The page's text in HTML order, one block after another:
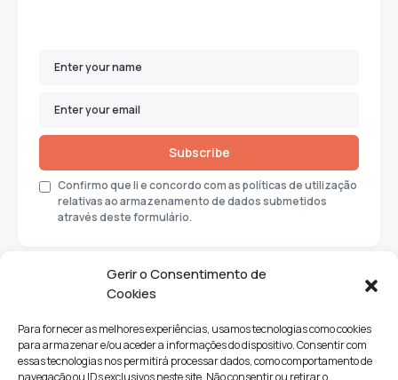
Gerir o Consentimento de
Cookies
Para fornecer as melhores experiências, usamos tecnologias como cookies
para armazenar e/ou aceder a informações do dispositivo. Consentir com
essas tecnologias nos permitirá processar dados, como comportamento de
navegação ou IDs exclusivos neste site. Não consentir ou retirar o
Subscribe
Confirmo que li e concordo com as políticas de utilização
relativas ao armazenamento de dados submetidos
através deste formulário.